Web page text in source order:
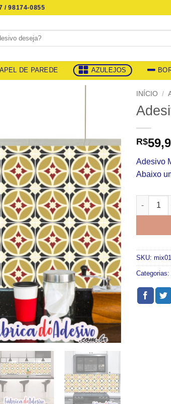
/ 98174-0855
DE PAREDE AZULEJOS
INÍCIO /
R$
Adesivo
Abaixo
Adesivo
SKU:
Categorias: